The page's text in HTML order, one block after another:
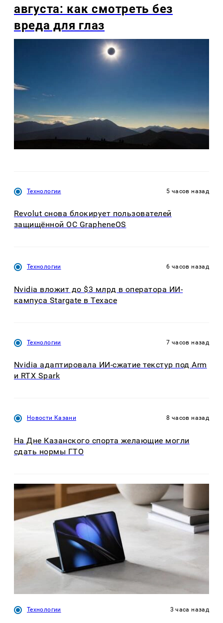
августа: как смотреть без
вреда для глаз
Технологии 5 часов назад
Revolut снова блокирует пользователей
защищённой ОС GrapheneOS
Технологии 6 часов назад
Nvidia вложит до $3 млрд в оператора ИИ-
кампуса Stargate в Техасе
Технологии 7 часов назад
Nvidia адаптировала ИИ-сжатие текстур под Arm
и RTX Spark
Новости Казани 8 часов назад
На Дне Казанского спорта желающие могли
сдать нормы ГТО
Технологии 3 часа назад